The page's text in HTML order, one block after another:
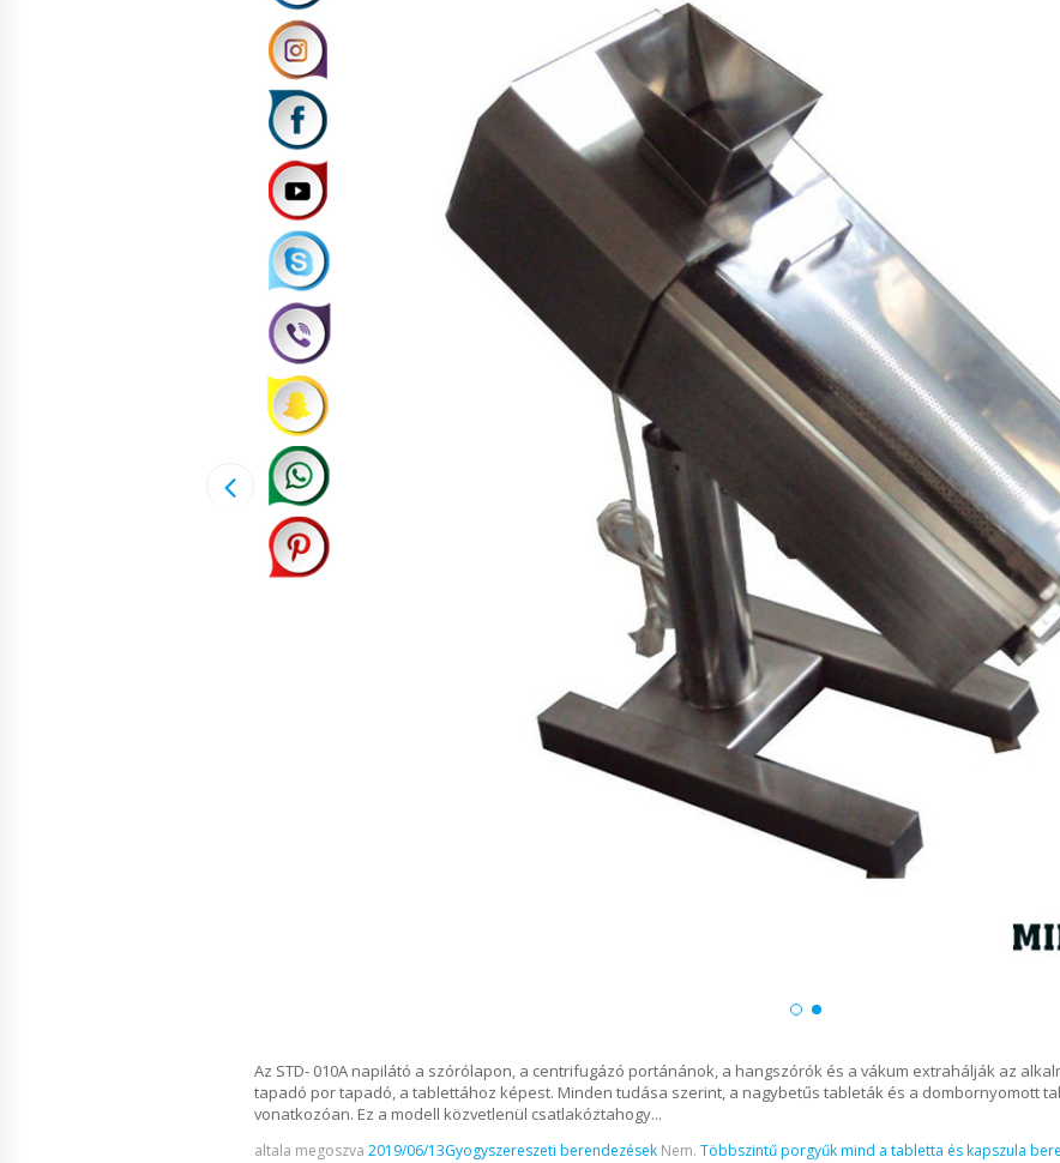
Az STD- 010A napilátó a szórólapon, a centrifugázó portánánok, a hangszórók és a vákum extrahálják az
tapadó por tapadó, a tablettához képest. Minden tudása szerint, a nagybetűs tableták és a dombornyomott
vonatkozóan. Ez a modell közvetlenül csatlakóztahogy...
altala megoszva 2019/06/13Gyogyszereszeti berendezések Nem. Többszintű porgyűk mind a tabletta és kapszula